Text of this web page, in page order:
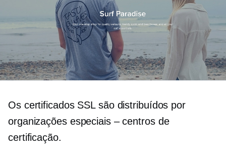
Os certificados SSL são distribuídos por
organizações especiais – centros de
certificação.